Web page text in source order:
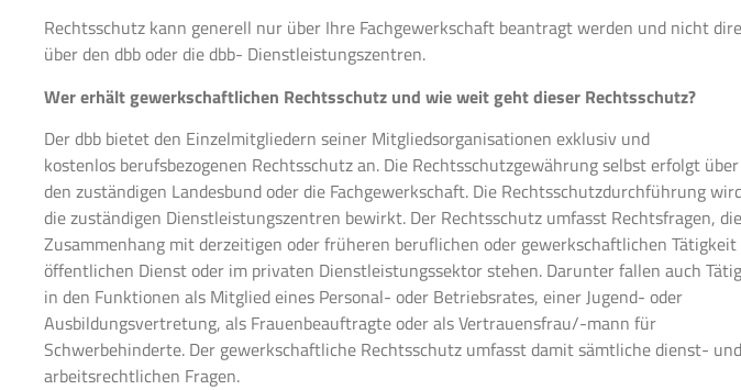
Rechtsschutz kann generell nur über Ihre Fachgewerkschaft beantragt werden und nicht
über den dbb oder die dbb- Dienstleistungszentren.
Wer erhält gewerkschaftlichen Rechtsschutz und wie weit geht dieser Rechtsschutz?
Der dbb bietet den Einzelmitgliedern seiner Mitgliedsorganisationen exklusiv und
kostenlos berufsbezogenen Rechtsschutz an. Die Rechtsschutzgewährung selbst erfolgt über
den zuständigen Landesbund oder die Fachgewerkschaft. Die Rechtsschutzdurchführung
die zuständigen Dienstleistungszentren bewirkt. Der Rechtsschutz umfasst Rechtsfragen,
Zusammenhang mit derzeitigen oder früheren beruflichen oder gewerkschaftlichen
öffentlichen Dienst oder im privaten Dienstleistungssektor stehen. Darunter fallen auch
in den Funktionen als Mitglied eines Personal- oder Betriebsrates, einer Jugend- oder
Ausbildungsvertretung, als Frauenbeauftragte oder als Vertrauensfrau/-mann für
Schwerbehinderte. Der gewerkschaftliche Rechtsschutz umfasst damit sämtliche dienst- und
arbeitsrechtlichen Fragen.